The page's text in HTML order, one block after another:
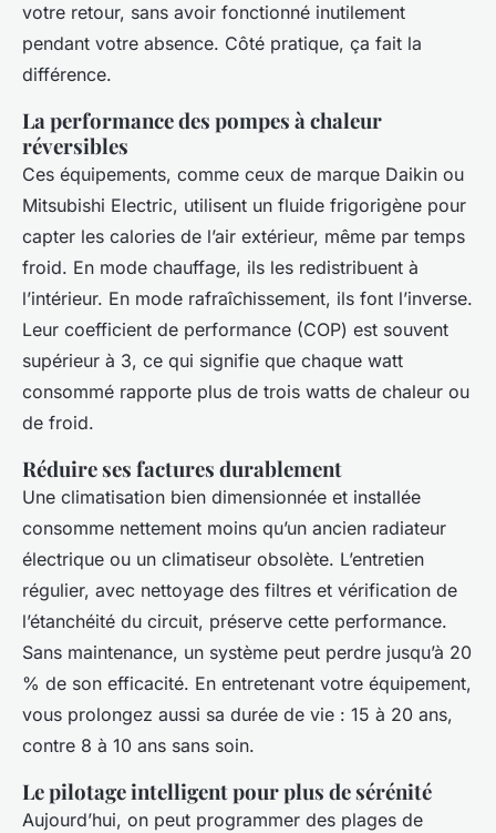
votre retour, sans avoir fonctionné inutilement
pendant votre absence. Côté pratique, ça fait la
différence.
La performance des pompes à chaleur
réversibles
Ces équipements, comme ceux de marque Daikin ou
Mitsubishi Electric, utilisent un fluide frigorigène pour
capter les calories de l’air extérieur, même par temps
froid. En mode chauffage, ils les redistribuent à
l’intérieur. En mode rafraîchissement, ils font l’inverse.
Leur coefficient de performance (COP) est souvent
supérieur à 3, ce qui signifie que chaque watt
consommé rapporte plus de trois watts de chaleur ou
de froid.
Réduire ses factures durablement
Une climatisation bien dimensionnée et installée
consomme nettement moins qu’un ancien radiateur
électrique ou un climatiseur obsolète. L’entretien
régulier, avec nettoyage des filtres et vérification de
l’étanchéité du circuit, préserve cette performance.
Sans maintenance, un système peut perdre jusqu’à 20
% de son efficacité. En entretenant votre équipement,
vous prolongez aussi sa durée de vie : 15 à 20 ans,
contre 8 à 10 ans sans soin.
Le pilotage intelligent pour plus de sérénité
Aujourd’hui, on peut programmer des plages de